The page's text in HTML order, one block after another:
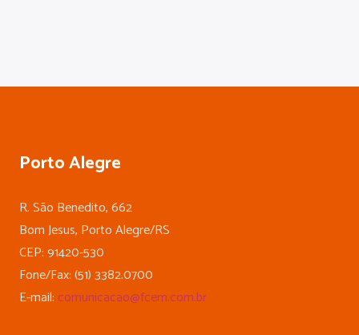
Porto Alegre
R. São Benedito, 662
Bom Jesus, Porto Alegre/RS
CEP: 91420-530
Fone/Fax: (51) 3382.0700
E-mail: comunicacao@fcem.com.br